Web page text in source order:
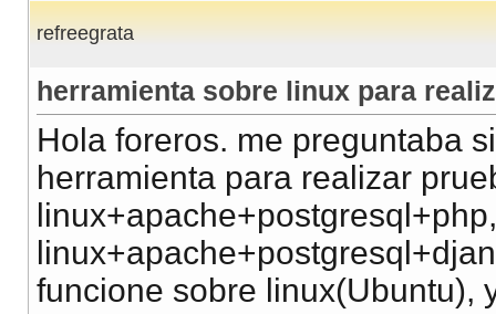
refreegrata
herramienta sobre linux para
Hola foreros. me preguntaba
herramienta para realizar
funcione sobre linux(Ubuntu),